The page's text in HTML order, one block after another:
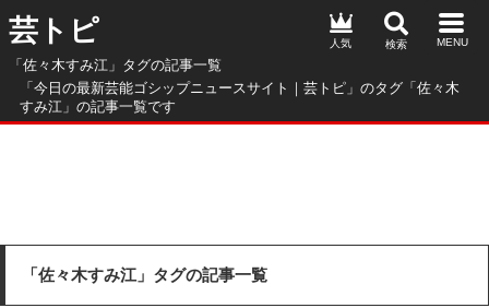
芸トピ
「佐々木すみ江」タグの記事一覧
「今日の最新芸能ゴシップニュースサイト｜芸トピ」のタグ「佐々木
すみ江」の記事一覧です
人気
「佐々木すみ江」タグの記事一覧